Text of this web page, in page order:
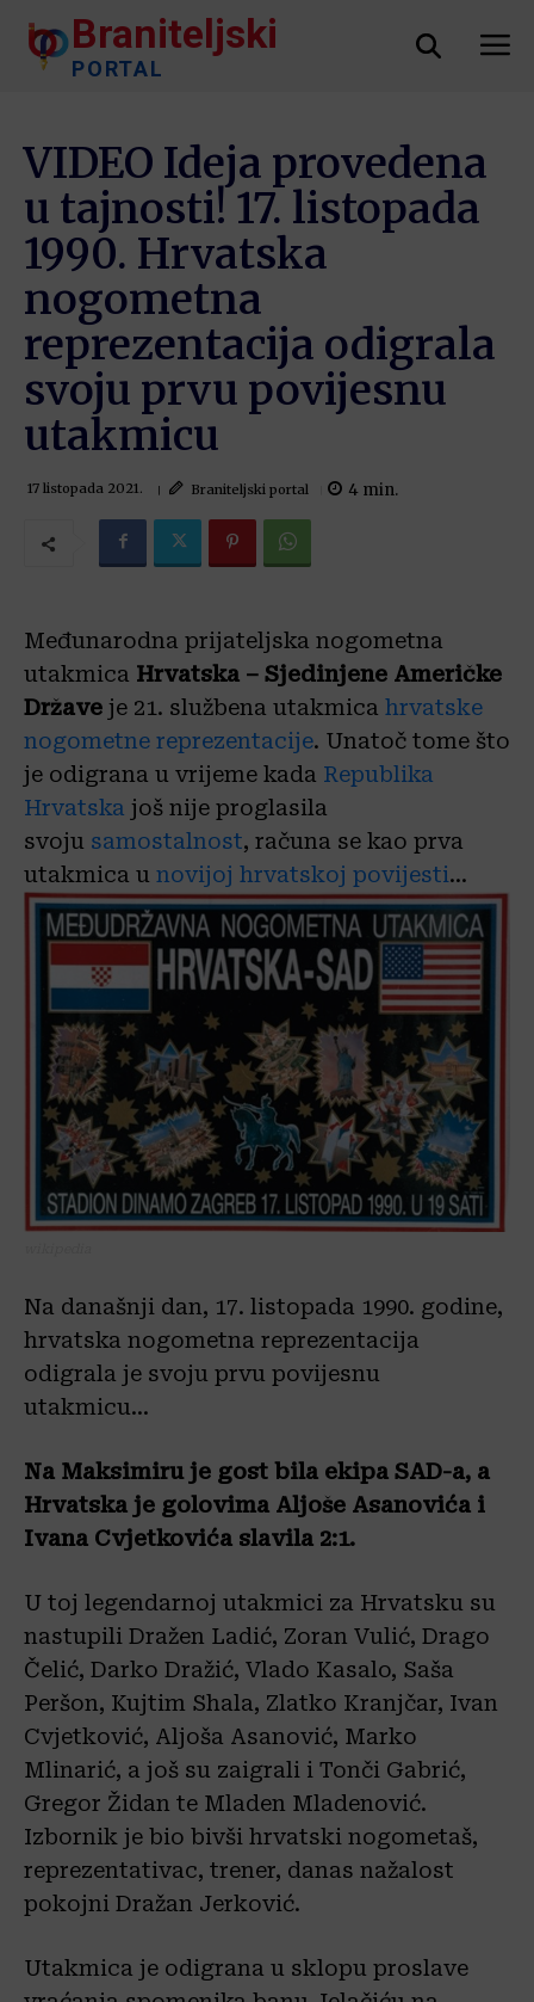
Braniteljski
PORTAL
VIDEO Ideja provedena
u tajnosti! 17. listopada
1990. Hrvatska
nogometna
reprezentacija odigrala
svoju prvu povijesnu
utakmicu
17 listopada 2021. Braniteljski portal 4 min.
Međunarodna prijateljska nogometna
utakmica Hrvatska – Sjedinjene Američke
Države je 21. službena utakmica hrvatske
nogometne reprezentacije. Unatoč tome što
je odigrana u vrijeme kada Republika
Hrvatska još nije proglasila
svoju samostalnost, računa se kao prva
utakmica u novijoj hrvatskoj povijesti…
Na današnji dan, 17. listopada 1990. godine,
hrvatska nogometna reprezentacija
odigrala je svoju prvu povijesnu
utakmicu…
Na Maksimiru je gost bila ekipa SAD-a, a
Hrvatska je golovima Aljoše Asanovića i
Ivana Cvjetkovića slavila 2:1.
U toj legendarnoj utakmici za Hrvatsku su
nastupili Dražen Ladić, Zoran Vulić, Drago
Čelić, Darko Dražić, Vlado Kasalo, Saša
Peršon, Kujtim Shala, Zlatko Kranjčar, Ivan
Cvjetković, Aljoša Asanović, Marko
Mlinarić, a još su zaigrali i Tonči Gabrić,
Gregor Židan te Mladen Mladenović.
Izbornik je bio bivši hrvatski nogometaš,
reprezentativac, trener, danas nažalost
pokojni Dražan Jerković.
Utakmica je odigrana u sklopu proslave